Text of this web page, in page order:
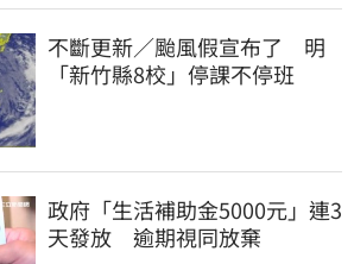
不斷更新／颱風假宣布了 明
「新竹縣8校」停課不停班
政府「生活補助金5000元」連3
天發放 逾期視同放棄